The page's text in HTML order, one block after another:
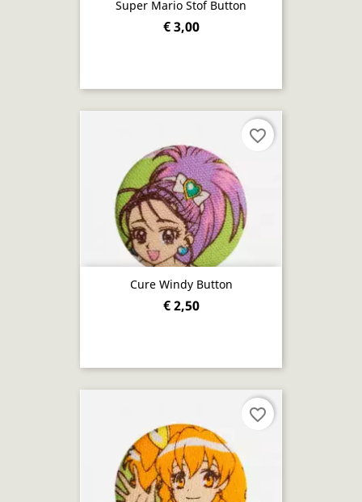
Super Mario Stof Button
€ 3,00
Cure Windy Button
€ 2,50
favorite_border
favorite_border